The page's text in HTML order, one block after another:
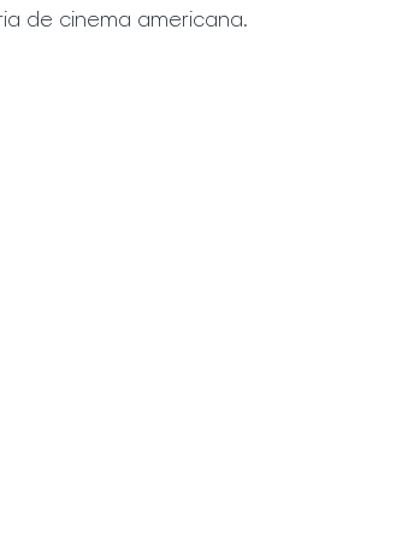
de cinema americana.